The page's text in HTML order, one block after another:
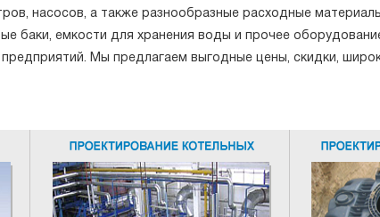
насосов, а также разнообразные расходные
баки, емкости для хранения воды и прочее
Мы предлагаем выгодные цены, скидки,